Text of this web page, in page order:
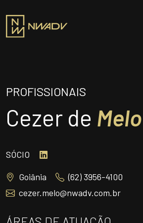
Pensamento Inovador
PROFISSIONAIS
ÁREAS DE ATUAÇÃO
INSTITUTO NELSON WILIANS
ATUAÇÃO INTERNACIONAL
PROFISSIONAIS
Cezer de
SÓCIO
Goiânia
(62) 3956-4100
cezer.melo@nwadv.com.br